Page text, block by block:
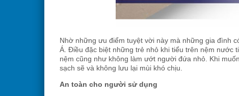
Nhờ những ưu điểm tuyệt vời này mà những gia đình
Á. Điều đặc biệt những trẻ nhỏ khi tiểu trên nệm nước
nệm cũng như không làm ướt người đứa nhỏ. Khi
sạch sẽ và không lưu lại mùi khó chịu.
An toàn cho người sử dụng